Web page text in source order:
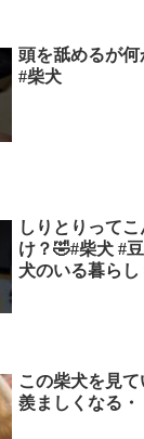
頭を舐めるが
#柴犬
しりとりって
け？🤣#柴犬 #
犬のいる暮らし
この柴犬を見
羨ましくなる・